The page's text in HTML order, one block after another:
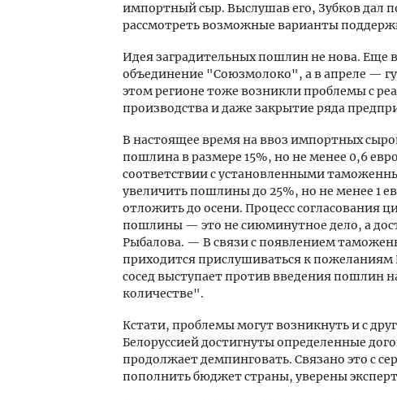
импортный сыр. Выслушав его, Зубков дал
рассмотреть возможные варианты
Идея заградительных пошлин не нова. Еще
объединение "Союзмолоко", а в апреле —
этом регионе тоже возникли проблемы с
производства и даже закрытие ряда
В настоящее время на ввоз импортных
пошлина в размере 15%, но не менее 0,6
соответствии с установленными
увеличить пошлины до 25%, но не менее 1
отложить до осени. Процесс согласования
пошлины — это не сиюминутное дело, а
Рыбалова. — В связи с появлением
приходится прислушиваться к пожеланиям
сосед выступает против введения пошлин
количестве".
Кстати, проблемы могут возникнуть и с
Белоруссией достигнуты определенные
продолжает демпинговать. Связано это с
пополнить бюджет страны, уверены